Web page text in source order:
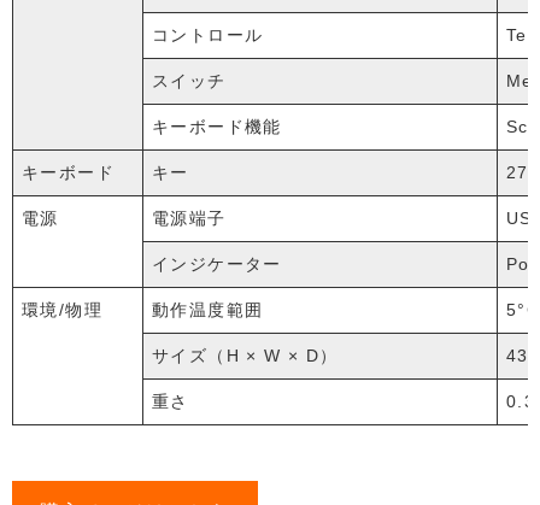
コントロール
スイッチ
キーボード機能
キーボード キー 27
電源 電源端子
インジケーター
環境/物理 動作温度範囲
サイズ（H × W × D） 43
重さ